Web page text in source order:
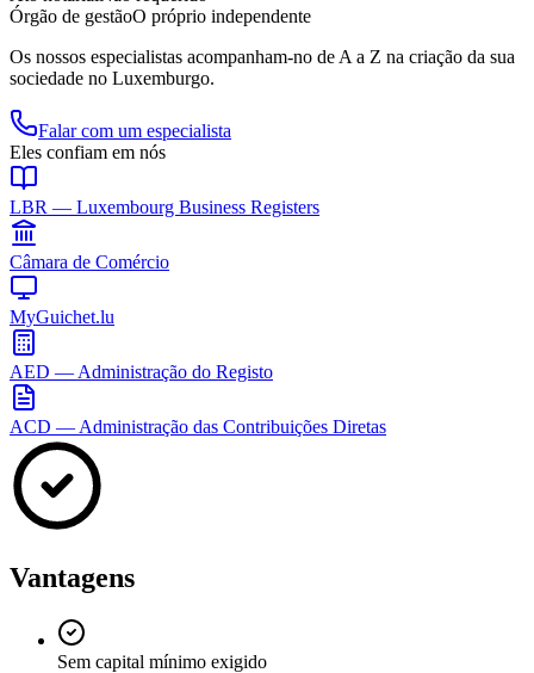
Órgão de gestãoO próprio independente
Os nossos especialistas acompanham-no de A a Z na criação da sua
sociedade no Luxemburgo.
Falar com um especialista
Eles confiam em nós
LBR — Luxembourg Business Registers
Câmara de Comércio
MyGuichet.lu
AED — Administração do Registo
ACD — Administração das Contribuições Diretas
Vantagens
Sem capital mínimo exigido